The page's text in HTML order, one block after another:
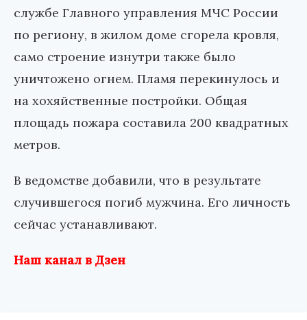
службе Главного управления МЧС России
по региону, в жилом доме сгорела кровля,
само строение изнутри также было
уничтожено огнем. Пламя перекинулось и
на хохяйственные постройки. Общая
площадь пожара составила 200 квадратных
метров.
В ведомстве добавили, что в результате
случившегося погиб мужчина. Его личность
сейчас устанавливают.
Наш канал в Дзен